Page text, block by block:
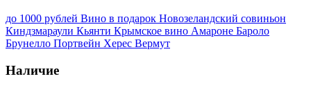
до 1000 рублей Вино в подарок Новозеландский совиньон
Киндзмараули Кьянти Крымское вино Амароне Бароло
Брунелло Портвейн Херес Вермут
Наличие